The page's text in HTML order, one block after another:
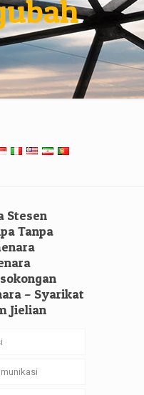
Stesen
Tanpa
– Syarikat
Jielian